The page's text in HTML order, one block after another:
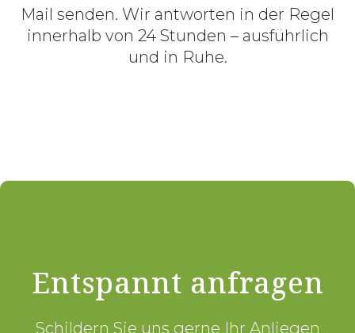
Mail senden. Wir antworten in der Regel
innerhalb von 24 Stunden – ausführlich
und in Ruhe.
Entspannt anfragen
Schildern Sie uns gerne Ihr Anliegen